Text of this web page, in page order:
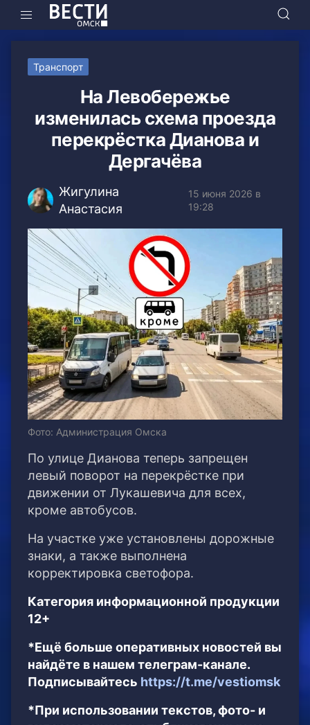
Транспорт
На Левобережье
изменилась схема проезда
перекрёстка Дианова и
Дергачёва
Жигулина
Анастасия
15 июня 2026 в
19:28
Фото: Администрация Омска
По улице Дианова теперь запрещен
левый поворот на перекрёстке при
движении от Лукашевича для всех,
кроме автобусов.
На участке уже установлены дорожные
знаки, а также выполнена
корректировка светофора.
Категория информационной продукции
12+
*Ещё больше оперативных новостей вы
найдёте в нашем телеграм-канале.
Подписывайтесь https://t.me/vestiomsk
*При использовании текстов, фото- и